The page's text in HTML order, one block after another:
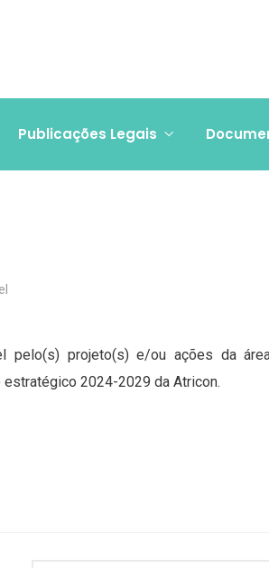
Publicações Legais
pelo(s) projeto(s) e/ou ações da
estratégico 2024-2029 da Atricon.